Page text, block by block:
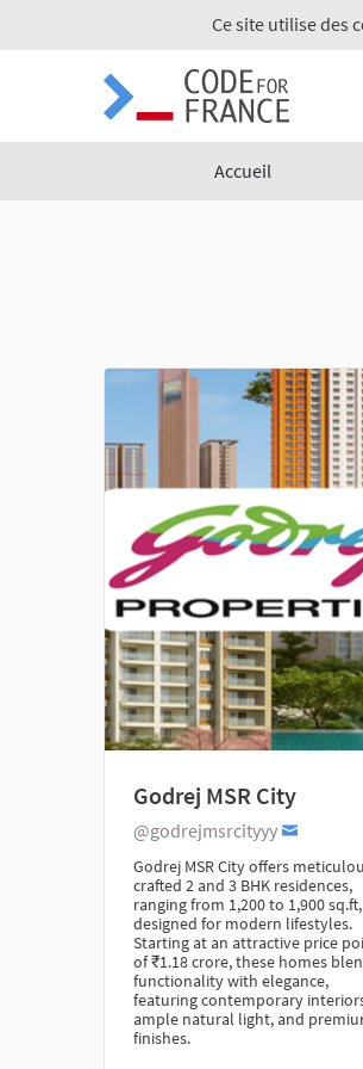
Ce site utilise des
Accueil
Godrej MSR City
@godrejmsrcityyy
Godrej MSR City offers
crafted 2 and 3 BHK residences,
ranging from 1,200 to 1,900 sq.ft,
designed for modern lifestyles.
Starting at an attractive price
of ₹1.18 crore, these homes
functionality with elegance,
featuring contemporary
ample natural light, and
finishes.